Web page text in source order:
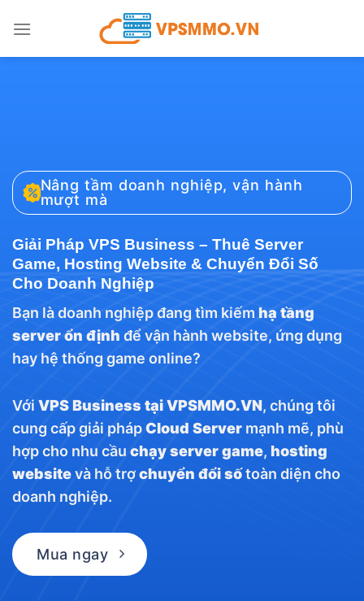
qua
Nâng tầm doanh nghiệp, vận hành
mượt mà
Giải Pháp VPS Business – Thuê Server
Game, Hosting Website & Chuyển Đổi Số
Cho Doanh Nghiệp
Bạn là doanh nghiệp đang tìm kiếm hạ tầng
server ổn định để vận hành website, ứng dụng
hay hệ thống game online?
Với VPS Business tại VPSMMO.VN, chúng tôi
cung cấp giải phápCloud Server mạnh mẽ, phù
hợp cho nhu cầu chạy server game, hosting
websitevà hỗ trợchuyển đổi sốtoàn diện cho
doanh nghiệp.
Mua ngay